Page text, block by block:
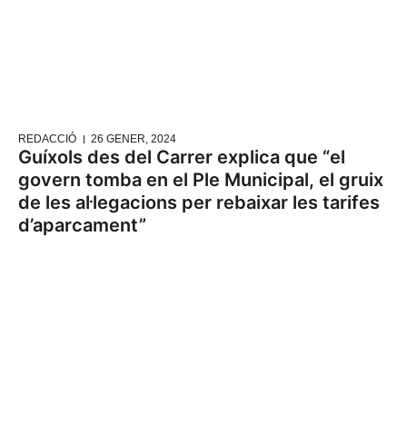
REDACCIÓ 26 GENER, 2024
Guíxols des del Carrer explica que “el
govern tomba en el Ple Municipal, el gruix
de les al·legacions per rebaixar les tarifes
d’aparcament”